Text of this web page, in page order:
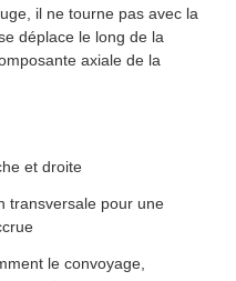
il ne tourne pas avec la
déplace le long de la
axiale de la
et droite
transversale pour une
le convoyage,